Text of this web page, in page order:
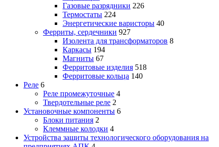
Газовые разрядники 226
Термостаты 224
Энергетические варисторы 40
Ферриты, сердечники 927
Изолента для трансформаторов 8
Каркасы 194
Магниты 67
Ферритовые изделия 518
Ферритовые кольца 140
Реле 6
Реле промежуточные 4
Твердотельные реле 2
Установочные компоненты 6
Блоки питания 2
Клеммные колодки 4
Устройства защиты технологического оборудования на